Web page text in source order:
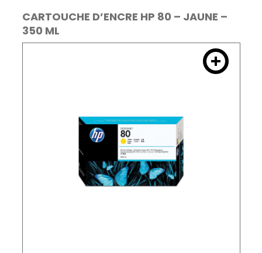
CARTOUCHE D’ENCRE HP 80 – JAUNE –
350 ML